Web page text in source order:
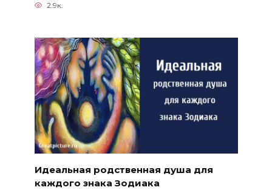
2.9к.
Идеальная родственная душа для
каждого знака Зодиака